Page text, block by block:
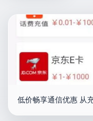
低价畅享通信优惠 从